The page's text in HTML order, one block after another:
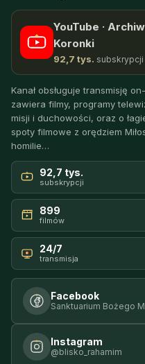
YouTube ·
Koronki
92,7 tys.
Kanał obsługuje transmisję
zawiera filmy, programy
misji i duchowości, oraz o
spoty filmowe z orędziem
homilie…
92,7 tys.
subskrypcji
899
filmów
24/7
transmisja
Facebook
Sanktuarium Bożego
Instagram
@blisko_rahamim